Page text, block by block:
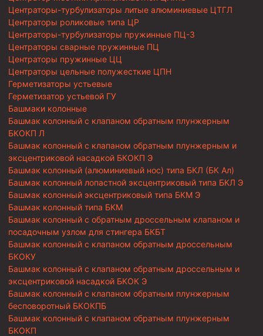
Центраторы-турбулизаторы литые алюминиевые ЦТГЛ
Центраторы роликовые типа ЦР
Центраторы-турбулизаторы пружинные ПЦ-3
Центраторы сварные пружинные ПЦ
Центраторы пружинные ЦЦ
Центраторы цельные полужесткие ЦПН
Герметизаторы устьевые
Герметизатор устьевой ГУ
Башмаки колонные
Башмак колонный с клапаном обратным плунжерным
БКОКП Л
Башмак колонный с клапаном обратным плунжерным и
эксцентриковой насадкой БКОКП Э
Башмак колонный (алюминиевый нос) типа БКЛ (БК Ал)
Башмак колонный лопастной эксцентриковый типа БКЛ Э
Башмак колонный эксцентриковый типа БКМ Э
Башмак колонный типа БКМ
Башмак колонный с обратным дроссельным клапаном и
посадочным узлом для стингера БКБТ
Башмак колонный с клапаном обратным дроссельным
БКОКУ
Башмак колонный с клапаном обратным дроссельным и
эксцентриковой насадкой БКОК Э
Башмак колонный с клапаном обратным плунжерным
бесповоротный БКОКПБ
Башмак колонный с клапаном обратным плунжерным
БКОКП